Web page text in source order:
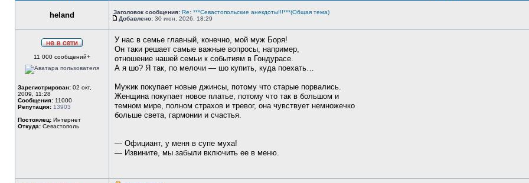
heland Заголовок сообщения: Re: ***Севастопольские анекдоты!!!***(Общая тема)
Сообщение
Добавлено: 30 июн, 2026, 18:29
в
11 000 сообщений+
Зарегистрирован: 02 окт,
2009, 11:28
Сообщения: 11000
Репутация: 13903
Постоялец: Интернет
Откуда: Севастополь
У нас в семье главный, конечно, мой муж Боря!
Он таки решает самые важные вопросы, например,
отношение нашей семьи к событиям в Гондурасе.
А я шо? Я так, по мелочи — шо купить, куда поехать…
Мужик покупает новые джинсы, потому что старые порвались.
Женщина покупает новое платье, потому что так в большом и
темном мире, полном страхов и тревог, она чувствует немножечко
больше света, гармонии и счастья.
— Официант, у меня в супе муха!
— Извините, мы забыли включить ее в меню.